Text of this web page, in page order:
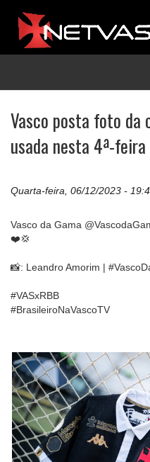
Vasco posta foto da
usada nesta 4ª-feira
Quarta-feira, 06/12/2023 -
Vasco da Gama
❤️💢
📸: Leandro Amorim |
#VASxRBB
#BrasileiroNaVascoTV